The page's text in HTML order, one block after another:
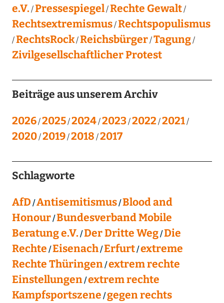
e.V. Pressespiegel Rechte Gewalt
Rechtsextremismus Rechtspopulismus
RechtsRock Reichsbürger Tagung
Zivilgesellschaftlicher Protest
Beiträge aus unserem Archiv
2026 2025 2024 2023 2022 2021
2020 2019 2018 2017
Schlagworte
AfD Antisemitismus Blood and
Honour Bundesverband Mobile
Beratung e.V. Der Dritte Weg Die
Rechte Eisenach Erfurt extreme
Rechte Thüringen extrem rechte
Einstellungen extrem rechte
Kampfsportszene gegen rechts